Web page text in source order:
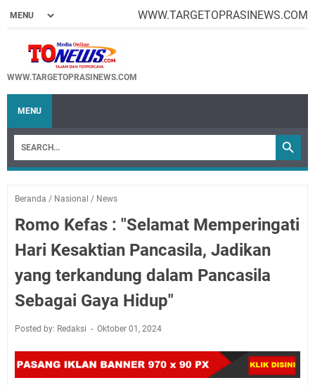
WWW.TARGETOPRASINEWS.COM
WWW.TARGETOPRASINEWS.COM
MENU
Beranda / Nasional / News
Romo Kefas : "Selamat Memperingati
Hari Kesaktian Pancasila, Jadikan
yang terkandung dalam Pancasila
Sebagai Gaya Hidup"
Posted by: Redaksi Oktober 01, 2024